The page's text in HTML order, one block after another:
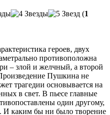
(1
героев, двух
противоположна
– злой и желчный, а второй
Пушкина не
трагедии основывается на
в свет. В пьесе главные
один другому,
И каким бы ни было творение